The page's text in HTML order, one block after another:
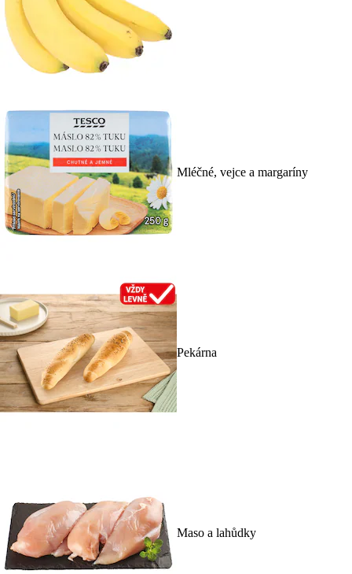
Mléčné, vejce a margaríny
Pekárna
Maso a lahůdky